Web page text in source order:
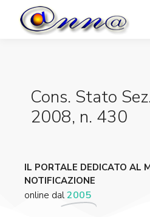
Cons. Stato
2008, n. 430
IL PORTALE DEDICATO AL
NOTIFICAZIONE
online dal2005